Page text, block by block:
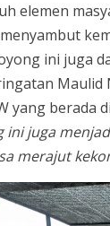
elemen
ini juga
Maulid
yang berada
ini juga
merajut